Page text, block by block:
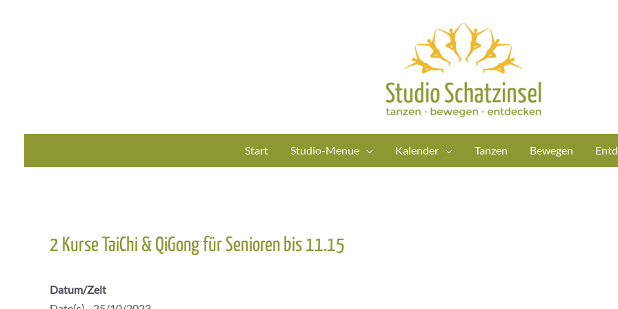
Start Studio-Menue Kalender Tanzen Bewegen
2 Kurse TaiChi & QiGong für Senioren bis 11.15
Datum/Zeit